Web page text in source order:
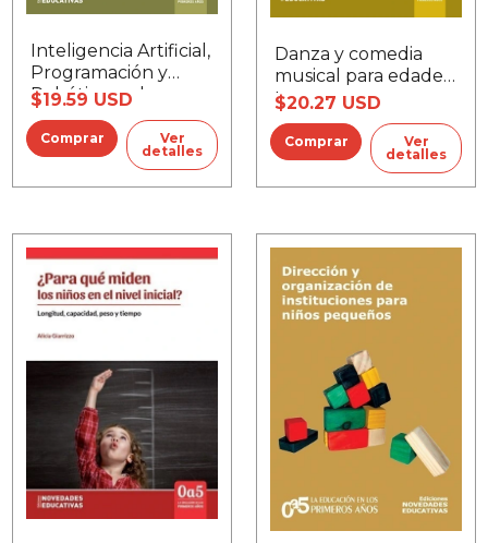
Inteligencia Artificial,
Programación y
Robótica en la
primera infancia
$19.59 USD
Ver
detalles
Danza y comedia
musical para edades
tempranas
$20.27 USD
Ver
detalles